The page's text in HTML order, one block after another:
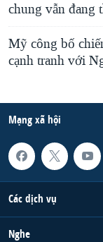
chung vẫn đang
Mỹ công bố
cạnh tranh với
Mạng xã hội
Các dịch vụ
Nghe